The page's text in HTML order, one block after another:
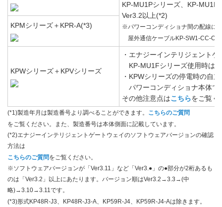
KP-MU1Pシリーズ、KP-MU1F
Ver3.2以上(*2)
※パワーコンディショナ間の配線に
屋外通信ケーブルKP-SW1-CC-
KPMシリーズ＋KPR-A(*3)
KPWシリーズ＋KPVシリーズ
・エナジーインテリジェントゲ
KP-MU1Fシリーズ使用時は
・KPWシリーズの停電時の自
パワーコンディショナ本体で
その他注意点はこちらをご覧く
(*1)製造年月は製造番号より調べることができます。 こちらのご質問
をご覧ください。また、製造番号は本体側面に記載しています。
(*2)エナジーインテリジェントゲートウェイのソフトウェアバージョンの確認
方法は
こちらのご質問をご覧ください。
※ソフトウェアバージョンが「Ver3.11」など「Ver3.●」の●部分が2桁あるも
のは「Ver3.2」以上にあたります。バージョン順はVer3.2→3.3→(中
略)→3.10→3.11です。
(*3)形式KP48R-J3、KP48R-J3-A、KP59R-J4、KP59R-J4-Aは除きます。